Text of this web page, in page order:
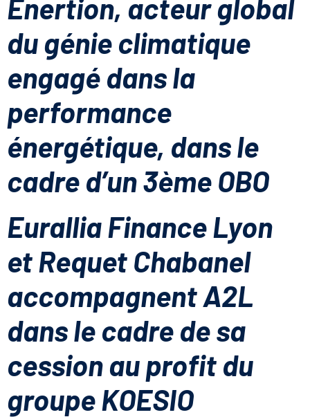
Enertion, acteur global
du génie climatique
engagé dans la
performance
énergétique, dans le
cadre d’un 3ème OBO
Eurallia Finance Lyon
et Requet Chabanel
accompagnent A2L
dans le cadre de sa
cession au profit du
groupe KOESIO